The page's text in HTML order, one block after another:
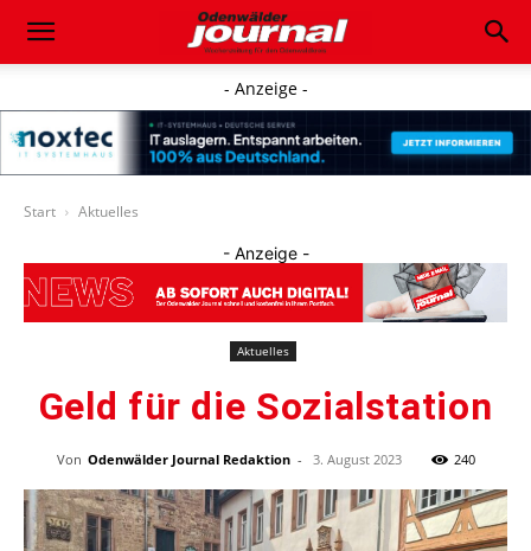
- Anzeige -
Start Aktuelles
- Anzeige -
Aktuelles
Geld für die Sozialstation
Von Odenwälder Journal Redaktion - 3. August 2023 240